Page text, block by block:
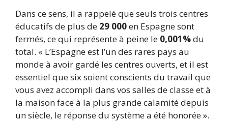
Dans ce sens, il a rappelé que seuls trois centres
éducatifs de plus de 29 000en Espagne sont
fermés, ce qui représente à peine le 0,001%du
total. « L’Espagne est l’un des rares pays au
monde à avoir gardé les centres ouverts, et il est
essentiel que six soient conscients du travail que
vous avez accompli dans vos salles de classe et à
la maison face à la plus grande calamité depuis
un siècle, le réponse du système a été honorée ».